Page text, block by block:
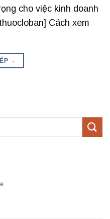
cho việc kinh doanh
Cách xem
→